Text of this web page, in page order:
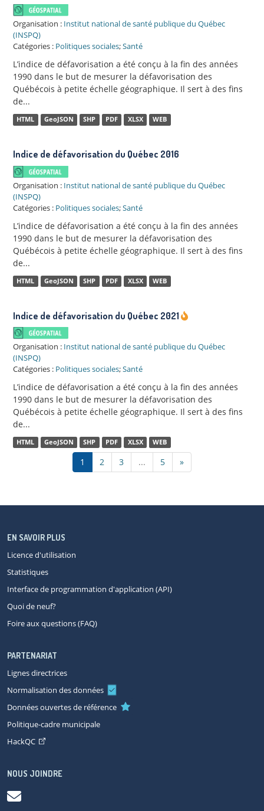
Organisation : Institut national de santé publique du Québec
(INSPQ)
Catégories : Politiques sociales;Santé
L’indice de défavorisation a été conçu à la fin des années
1990 dans le but de mesurer la défavorisation des
Québécois à petite échelle géographique. Il sert à des fins
de...
HTML GeoJSON SHP PDF XLSX WEB
Indice de défavorisation du Québec 2016
Organisation : Institut national de santé publique du Québec
(INSPQ)
Catégories : Politiques sociales;Santé
L’indice de défavorisation a été conçu à la fin des années
1990 dans le but de mesurer la défavorisation des
Québécois à petite échelle géographique. Il sert à des fins
de...
HTML GeoJSON SHP PDF XLSX WEB
Indice de défavorisation du Québec 2021
Organisation : Institut national de santé publique du Québec
(INSPQ)
Catégories : Politiques sociales;Santé
L’indice de défavorisation a été conçu à la fin des années
1990 dans le but de mesurer la défavorisation des
Québécois à petite échelle géographique. Il sert à des fins
de...
HTML GeoJSON SHP PDF XLSX WEB
1 2 3 ... 5 »
EN SAVOIR PLUS
Licence d'utilisation
Statistiques
Interface de programmation d'application (API)
Quoi de neuf?
Foire aux questions (FAQ)
PARTENARIAT
Lignes directrices
Normalisation des données
Données ouvertes de référence
Politique-cadre municipale
HackQC
NOUS JOINDRE